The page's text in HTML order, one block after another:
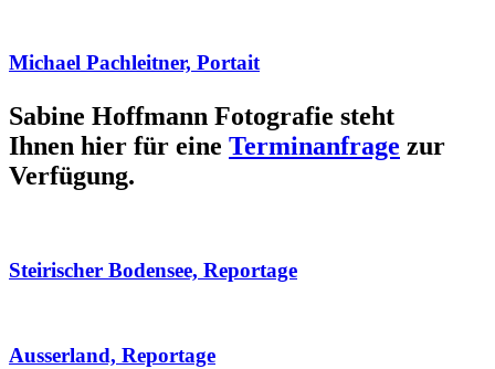
Michael Pachleitner, Portait
Sabine Hoffmann Fotografie steht
Ihnen hier für eine Terminanfrage zur
Verfügung.
Steirischer Bodensee, Reportage
Ausserland, Reportage